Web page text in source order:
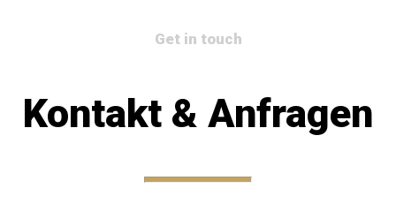
Get in touch
Kontakt & Anfragen